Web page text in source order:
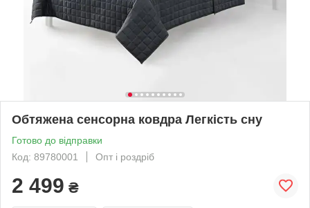
Обтяжена сенсорна ковдра Легкість сну
Готово до відправки
Код: 89780001
Опт і роздріб
2 499 ₴